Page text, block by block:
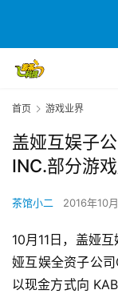
首页 游戏业界
盖娅互娱子
INC.部分游
茶馆小二 2016年10
10月11日，盖娅
娅互娱全资子公
以现金方式向